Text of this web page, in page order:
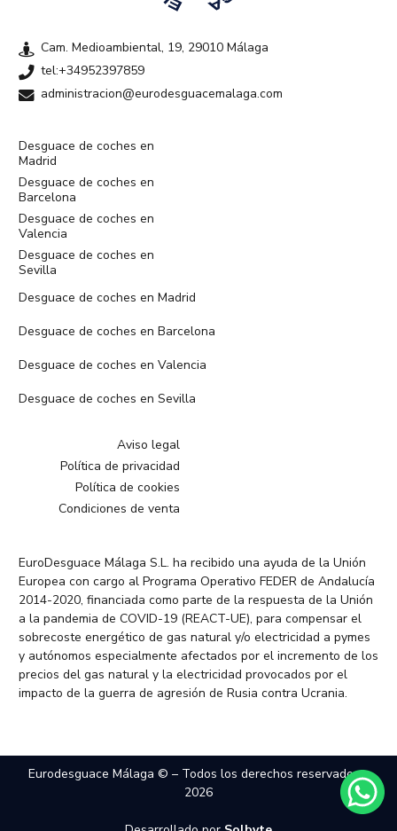
Cam. Medioambiental, 19, 29010 Málaga
tel:+34952397859
administracion@eurodesguacemalaga.com
Desguace de coches en
Madrid
Desguace de coches en
Barcelona
Desguace de coches en
Valencia
Desguace de coches en
Sevilla
Desguace de coches en Madrid
Desguace de coches en Barcelona
Desguace de coches en Valencia
Desguace de coches en Sevilla
Aviso legal
Política de privacidad
Política de cookies
Condiciones de venta
EuroDesguace Málaga S.L. ha recibido una ayuda de la Unión
Europea con cargo al Programa Operativo FEDER de Andalucía
2014-2020, financiada como parte de la respuesta de la Unión
a la pandemia de COVID-19 (REACT-UE), para compensar el
sobrecoste energético de gas natural y/o electricidad a pymes
y autónomos especialmente afectados por el incremento de los
precios del gas natural y la electricidad provocados por el
impacto de la guerra de agresión de Rusia contra Ucrania.
Eurodesguace Málaga © – Todos los derechos reservados –
2026